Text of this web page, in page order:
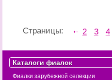
Страницы: 2 3 4
Каталоги фиалок
Фиалки зарубежной селекции